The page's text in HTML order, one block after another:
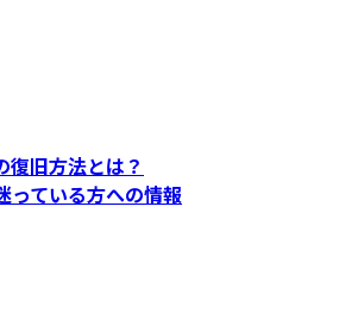
復旧方法とは？
っている方への情報